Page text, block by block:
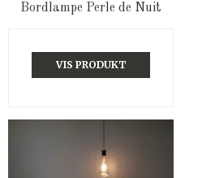
Bordlampe Perle de Nuit
VIS PRODUKT